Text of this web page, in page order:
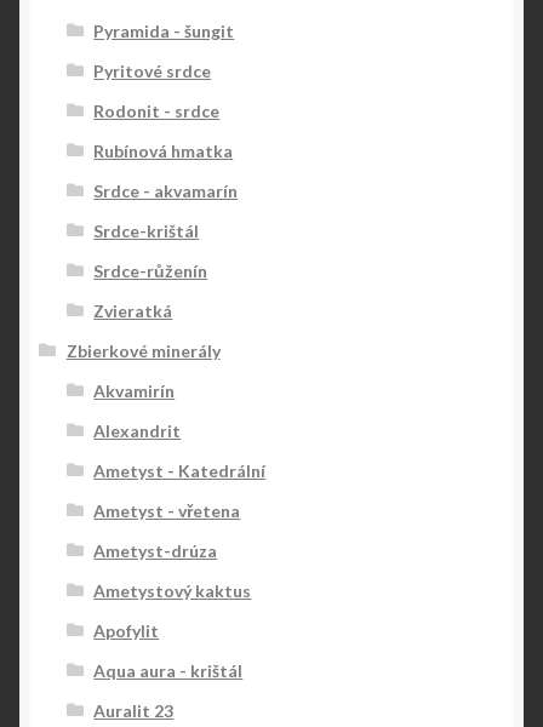
Pyramida - šungit
Pyritové srdce
Rodonit - srdce
Rubínová hmatka
Srdce - akvamarín
Srdce-krištál
Srdce-růženín
Zvieratká
Zbierkové minerály
Akvamirín
Alexandrit
Ametyst - Katedrální
Ametyst - vřetena
Ametyst-drúza
Ametystový kaktus
Apofylit
Aqua aura - krištál
Auralit 23